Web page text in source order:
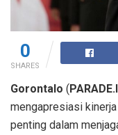
0
SHARES
Gorontalo (
mengapresiasi
penting dalam